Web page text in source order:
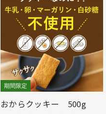
期間限定
おからクッキー 500g